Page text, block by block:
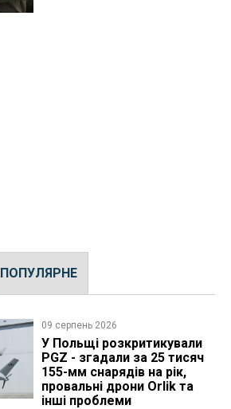
ПОПУЛЯРНЕ
09 серпень 2026
У Польщі розкритикували
PGZ - згадали за 25 тисяч
155-мм снарядів на рік,
провальні дрони Orlik та
інші проблеми